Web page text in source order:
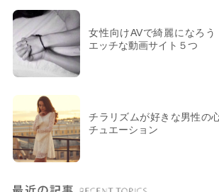
女性向けAVで綺麗になろ
エッチな動画サイト５つ
チラリズムが好きな男性の
チュエーション